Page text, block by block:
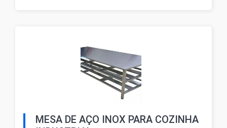
MESA DE AÇO INOX PARA COZINHA